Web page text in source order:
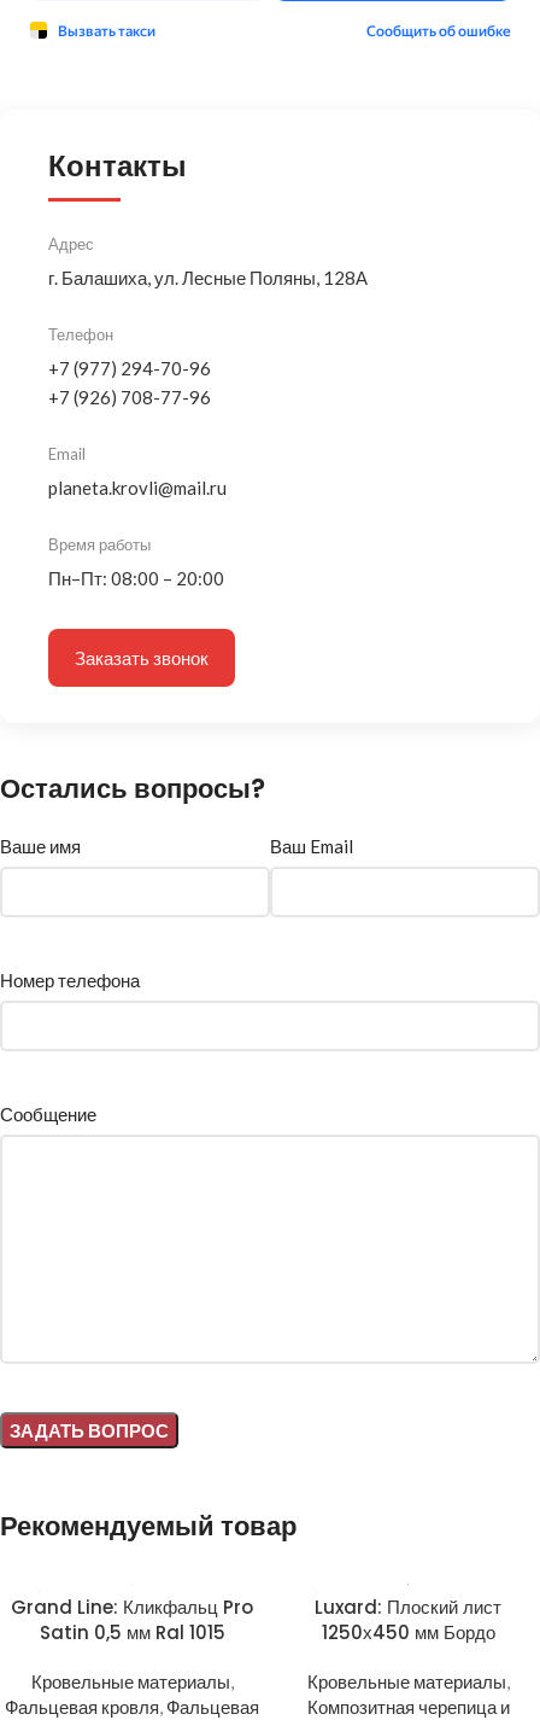
Контакты
Адрес
г. Балашиха, ул. Лесные Поляны, 128А
Телефон
+7 (977) 294-70-96
+7 (926) 708-77-96
Email
planeta.krovli@mail.ru
Время работы
Пн–Пт: 08:00 – 20:00
Заказать звонок
Остались вопросы?
Ваше имя Ваш Email
Номер телефона
Сообщение
Рекомендуемый товар
Grand Line: Кликфальц Pro
Satin 0,5 мм Ral 1015
Кровельные материалы,
Фальцевая кровля, Фальцевая
Luxard: Плоский лист
1250х450 мм Бордо
Кровельные материалы,
Композитная черепица и